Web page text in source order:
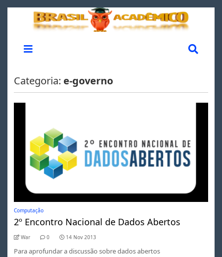
Categoria: e-governo
Computação
2º Encontro Nacional de Dados Abertos
War 0 14 Nov 2013
Para aprofundar a discussão sobre dados abertos